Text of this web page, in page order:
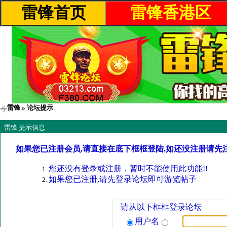
雷锋首页 雷锋香港区
雷锋 » 论坛提示
雷锋 提示信息
如果您已注册会员,请直接在底下框框登陆,如还没注册请先
您还没有登录或注册，暂时不能使用此功能!!
如果您已注册,请先登录论坛即可游览帖子
请从以下框框登录论坛
用户名